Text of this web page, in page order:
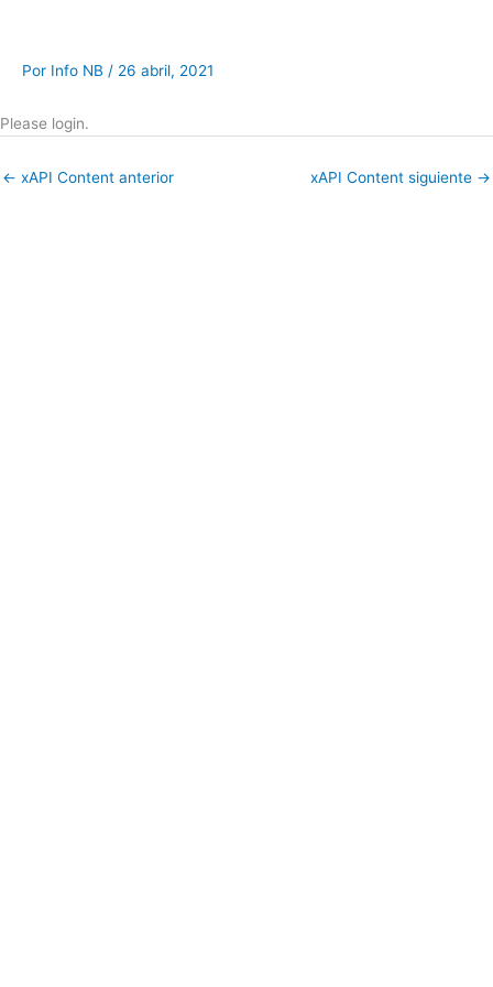
Por Info NB / 26 abril, 2021
Please login.
← xAPI Content anterior xAPI Content siguiente →